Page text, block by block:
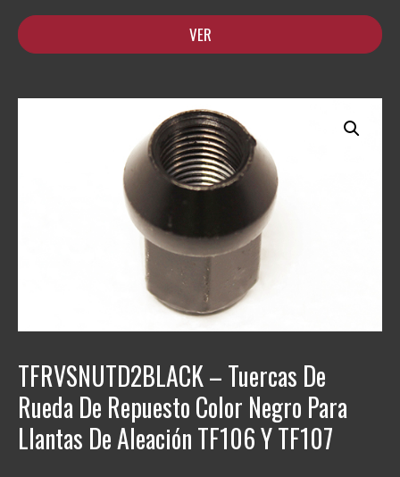
TFRVSNUTD2BLACK – Tuercas De
Rueda De Repuesto Color Negro Para
Llantas De Aleación TF106 Y TF107